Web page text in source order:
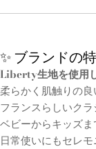
✨ ブランドの
Liberty生地を使用
柔らかく肌触りの
フランスらしいク
ベビーからキッズ
日常使いにもセレ